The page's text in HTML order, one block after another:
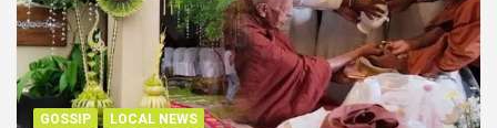
GOSSIP LOCAL NEWS